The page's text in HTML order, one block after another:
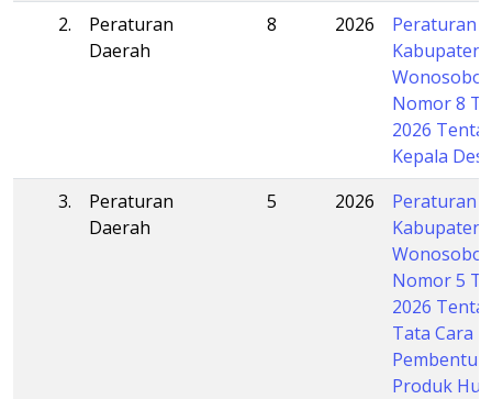
2.
Peraturan
Daerah
8 2026
Peraturan
Kabupaten
Wonosobo
Nomor 8
2026
Kepala
3.
Peraturan
Daerah
5 2026
Peraturan
Kabupaten
Wonosobo
Nomor 5
2026
Tata Cara
Produk